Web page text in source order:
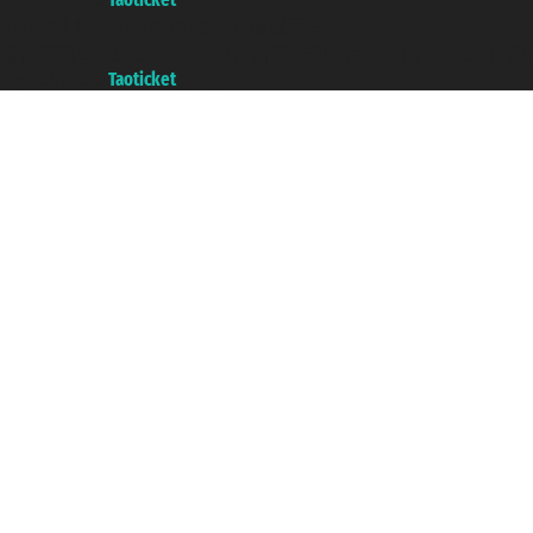
Taoticket